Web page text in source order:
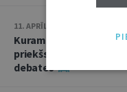
11. APRĪLIS • 15:02
Kuram jābūt
priekšsēdētājam?
debates